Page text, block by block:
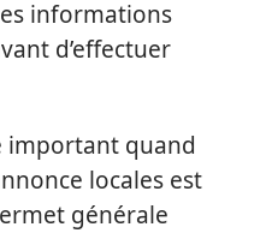
informations
d’effectuer
important quand
locales est
générale